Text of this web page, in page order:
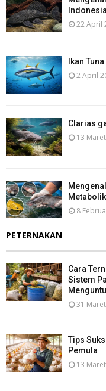
Indonesia
22 April
Ikan
2 April
Clarias
13
8
PETERNAKAN
Cara
Sistem
31
Tips
Pemula
13